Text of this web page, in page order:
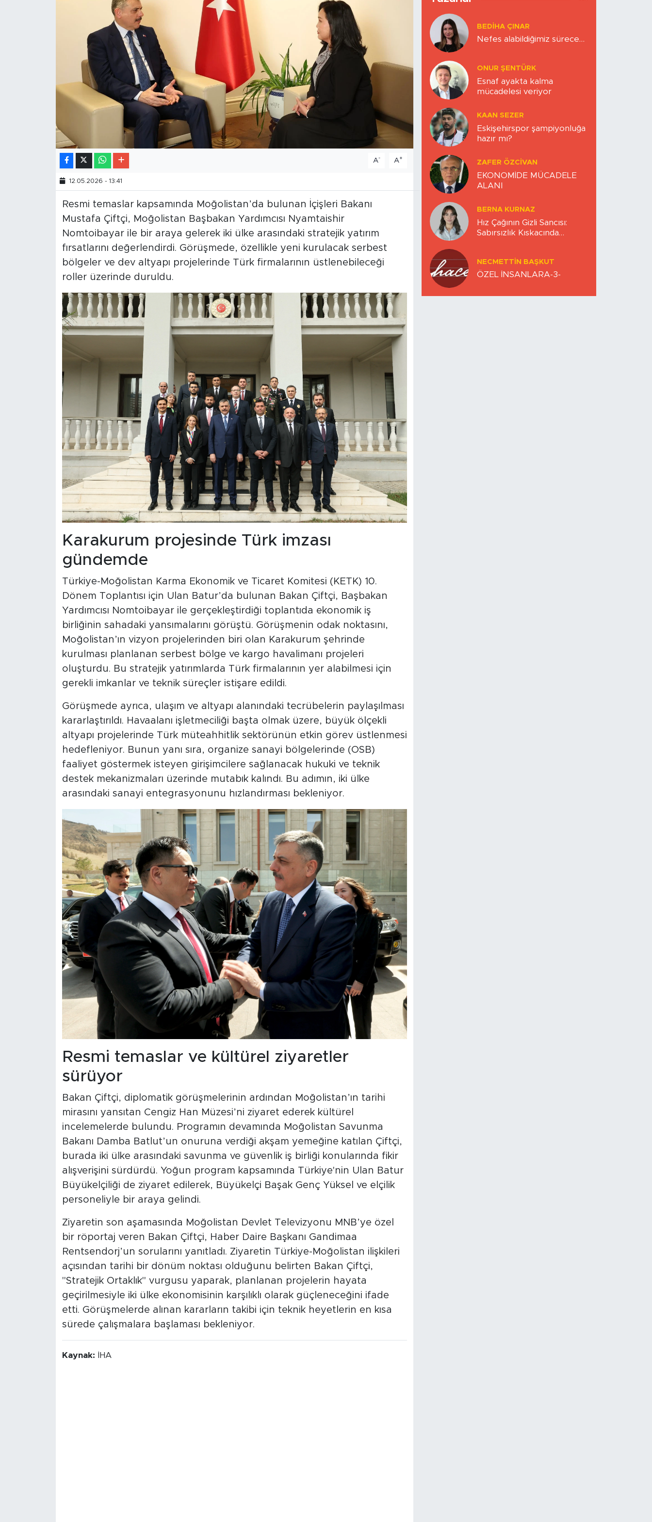
A- A+
12.05.2026 - 13:41
Resmi temaslar kapsamında Moğolistan’da bulunan İçişleri Bakanı
Mustafa Çiftçi, Moğolistan Başbakan Yardımcısı Nyamtaishir
Nomtoibayar ile bir araya gelerek iki ülke arasındaki stratejik yatırım
fırsatlarını değerlendirdi. Görüşmede, özellikle yeni kurulacak serbest
bölgeler ve dev altyapı projelerinde Türk firmalarının üstlenebileceği
roller üzerinde duruldu.
Karakurum projesinde Türk imzası
gündemde
Türkiye-Moğolistan Karma Ekonomik ve Ticaret Komitesi (KETK) 10.
Dönem Toplantısı için Ulan Batur’da bulunan Bakan Çiftçi, Başbakan
Yardımcısı Nomtoibayar ile gerçekleştirdiği toplantıda ekonomik iş
birliğinin sahadaki yansımalarını görüştü. Görüşmenin odak noktasını,
Moğolistan’ın vizyon projelerinden biri olan Karakurum şehrinde
kurulması planlanan serbest bölge ve kargo havalimanı projeleri
oluşturdu. Bu stratejik yatırımlarda Türk firmalarının yer alabilmesi için
gerekli imkanlar ve teknik süreçler istişare edildi.
Görüşmede ayrıca, ulaşım ve altyapı alanındaki tecrübelerin paylaşılması
kararlaştırıldı. Havaalanı işletmeciliği başta olmak üzere, büyük ölçekli
altyapı projelerinde Türk müteahhitlik sektörünün etkin görev üstlenmesi
hedefleniyor. Bunun yanı sıra, organize sanayi bölgelerinde (OSB)
faaliyet göstermek isteyen girişimcilere sağlanacak hukuki ve teknik
destek mekanizmaları üzerinde mutabık kalındı. Bu adımın, iki ülke
arasındaki sanayi entegrasyonunu hızlandırması bekleniyor.
Resmi temaslar ve kültürel ziyaretler
sürüyor
Bakan Çiftçi, diplomatik görüşmelerinin ardından Moğolistan’ın tarihi
mirasını yansıtan Cengiz Han Müzesi’ni ziyaret ederek kültürel
incelemelerde bulundu. Programın devamında Moğolistan Savunma
Bakanı Damba Batlut’un onuruna verdiği akşam yemeğine katılan Çiftçi,
burada iki ülke arasındaki savunma ve güvenlik iş birliği konularında fikir
alışverişini sürdürdü. Yoğun program kapsamında Türkiye'nin Ulan Batur
Büyükelçiliği de ziyaret edilerek, Büyükelçi Başak Genç Yüksel ve elçilik
personeliyle bir araya gelindi.
Ziyaretin son aşamasında Moğolistan Devlet Televizyonu MNB’ye özel
bir röportaj veren Bakan Çiftçi, Haber Daire Başkanı Gandimaa
Rentsendorj’un sorularını yanıtladı. Ziyaretin Türkiye-Moğolistan ilişkileri
açısından tarihi bir dönüm noktası olduğunu belirten Bakan Çiftçi,
"Stratejik Ortaklık" vurgusu yaparak, planlanan projelerin hayata
geçirilmesiyle iki ülke ekonomisinin karşılıklı olarak güçleneceğini ifade
etti. Görüşmelerde alınan kararların takibi için teknik heyetlerin en kısa
sürede çalışmalara başlaması bekleniyor.
Kaynak: İHA
BEDIHA ÇINAR
Nefes alabildiğimiz sürece…
ONUR ŞENTÜRK
Esnaf ayakta kalma
mücadelesi veriyor
KAAN SEZER
Eskişehirspor şampiyonluğa
hazır mı?
ZAFER ÖZCIVAN
EKONOMİDE MÜCADELE
ALANI
BERNA KURNAZ
Hız Çağının Gizli Sancısı:
Sabırsızlık Kıskacında
NECMETTIN BAŞKUT
ÖZEL İNSANLARA-3-